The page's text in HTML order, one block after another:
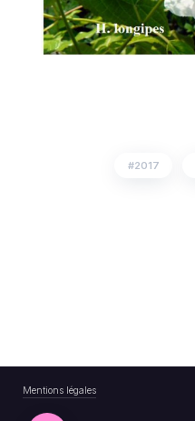
2017
Mentions légales